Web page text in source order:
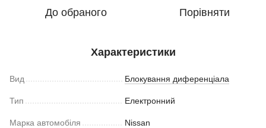
До обраного Порівняти
Характеристики
Вид Блокування диференціала
Тип Електронний
Марка автомобіля Nissan